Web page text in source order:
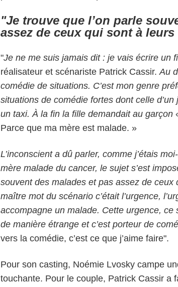
"Je trouve que l’on parle
assez de ceux qui sont à
"Je ne me suis jamais dit : je vais écrire un
réalisateur et scénariste Patrick Cassir.Au
comédie de situations. C’est mon genre
situations de comédie fortes dont celle
un taxi. À la fin la fille demandait au garçon
Parce que ma mère est malade. »
L’inconscient a dû parler, comme j’étais
mère malade du cancer, le sujet s’est
souvent des malades et pas assez de ceux
maître mot du scénario c’était l’urgence,
accompagne un malade. Cette urgence, ce
de manière étrange et c’est porteur de
vers la comédie, c’est ce que j’aime faire".
Pour son casting, Noémie Lvosky campe
touchante. Pour le couple, Patrick Cassir a